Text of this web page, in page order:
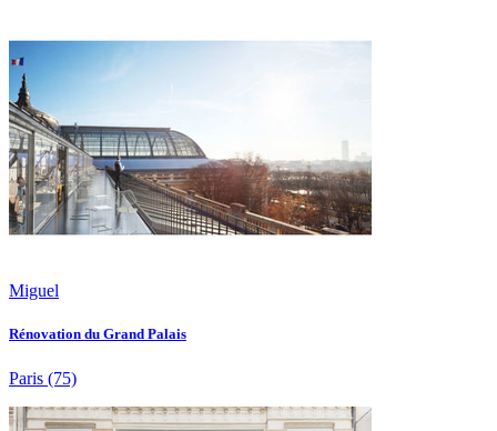
Miguel
Rénovation du Grand Palais
Paris (75)